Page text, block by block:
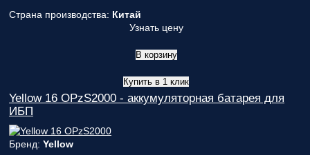
Страна производства: Китай
Узнать цену
В корзину
Купить в 1 клик
Yellow 16 OPzS2000 - аккумуляторная батарея для
ИБП
Бренд: Yellow